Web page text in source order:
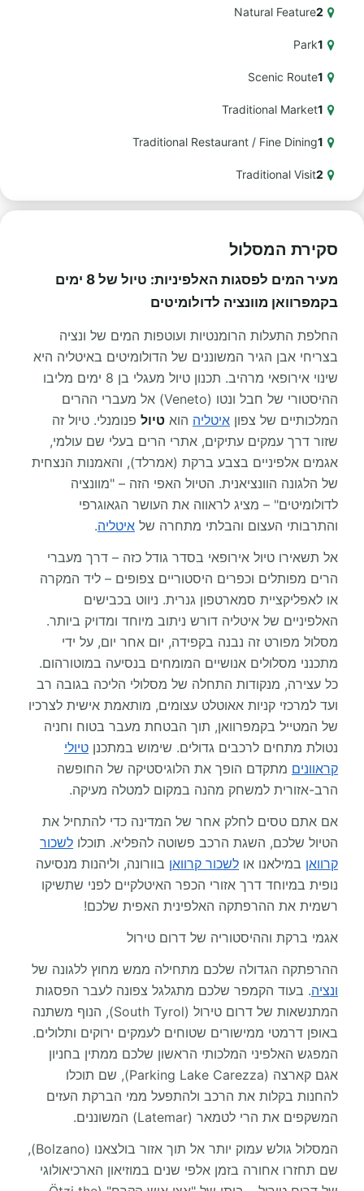
2
Natural Feature
1
Park
1
Scenic Route
1
Traditional Market
1
Traditional Restaurant / Fine Dining
2
Traditional Visit
סקירת המסלול
מעיר המים לפסגות האלפיניות: טיול של 8 ימים
בקמפרוואן מוונציה לדולומיטים
החלפת התעלות הרומנטיות ועוטפות המים של ונציה
בצריחי אבן הגיר המשוננים של הדולומיטים באיטליה היא
שינוי אירופאי מרהיב. תכנון טיול מעגלי בן 8 ימים מליבו
ההיסטורי של חבל ונטו (Veneto) אל מעברי ההרים
המלכותיים של צפון איטליה הוא טיול פנומנלי. טיול זה
שזור דרך עמקים עתיקים, אתרי הרים בעלי שם עולמי,
אגמים אלפיניים בצבע ברקת (אמרלד), והאמנות הנצחית
של הלגונה הוונציאנית. הטיול האפי הזה – "מוונציה
לדולומיטים" – מציג לראווה את העושר הגאוגרפי
והתרבותי העצום והבלתי מתחרה של איטליה.
אל תשאירו טיול אירופאי בסדר גודל כזה – דרך מעברי
הרים מפותלים וכפרים היסטוריים צפופים – ליד המקרה
או לאפליקציית סמארטפון גנרית. ניווט בכבישים
האלפיניים של איטליה דורש ניתוב מיוחד ומדויק ביותר.
מסלול מפורט זה נבנה בקפידה, יום אחר יום, על ידי
מתכנני מסלולים אנושיים המומחים בנסיעה במוטורהום.
כל עצירה, מנקודות התחלה של מסלולי הליכה בגובה רב
ועד למרכזי קניות אאוטלט עצומים, מותאמת אישית לצרכיו
של המטייל בקמפרוואן, תוך הבטחת מעבר בטוח וחניה
נטולת מתחים לרכבים גדולים. שימוש במתכנן טיולי
קראוונים מתקדם הופך את הלוגיסטיקה של החופשה
הרב-אזורית למשחק מהנה במקום למטלה מעיקה.
אם אתם טסים לחלק אחר של המדינה כדי להתחיל את
הטיול שלכם, השגת הרכב פשוטה להפליא. תוכלו לשכור
קרוואן במילאנו או לשכור קרוואן בוורונה, וליהנות מנסיעה
נופית במיוחד דרך אזורי הכפר האיטלקיים לפני שתשיקו
רשמית את ההרפתקה האלפינית האפית שלכם!
אגמי ברקת וההיסטוריה של דרום טירול
ההרפתקה הגדולה שלכם מתחילה ממש מחוץ ללגונה של
ונציה. בעוד הקמפר שלכם מתגלגל צפונה לעבר הפסגות
המתנשאות של דרום טירול (South Tyrol), הנוף משתנה
באופן דרמטי ממישורים שטוחים לעמקים ירוקים ותלולים.
המפגש האלפיני המלכותי הראשון שלכם ממתין בחניון
אגם קארצה (Parking Lake Carezza), שם תוכלו
להחנות בקלות את הרכב ולהתפעל ממי הברקת העזים
המשקפים את הרי לטמאר (Latemar) המשוננים.
המסלול גולש עמוק יותר אל תוך אזור בולצאנו (Bolzano),
שם תחזרו אחורה בזמן אלפי שנים במוזיאון הארכיאולוגי